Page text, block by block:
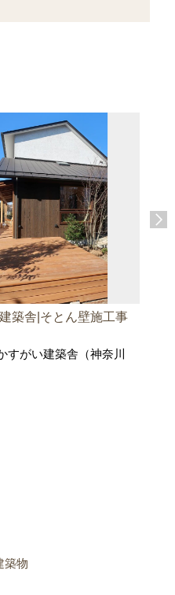
築舎|そとん壁施工事
すがい建築舎（神奈川
築物